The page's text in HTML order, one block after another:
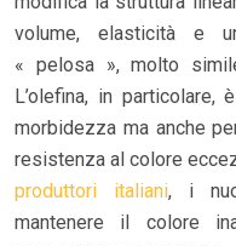
volume, elasticità e
« pelosa », molto
L’olefina, in
morbidezza ma anche
resistenza al colore
produttori italiani, i
mantenere il colore